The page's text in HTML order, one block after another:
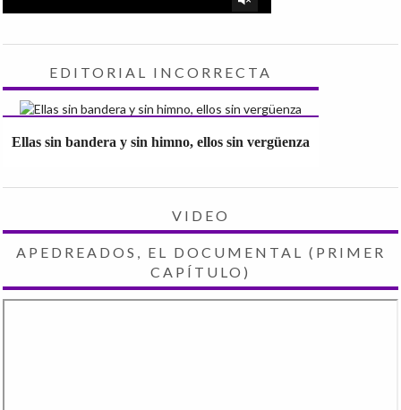
EDITORIAL INCORRECTA
Ellas sin bandera y sin himno, ellos sin vergüenza
VIDEO
APEDREADOS, EL DOCUMENTAL (PRIMER
CAPÍTULO)